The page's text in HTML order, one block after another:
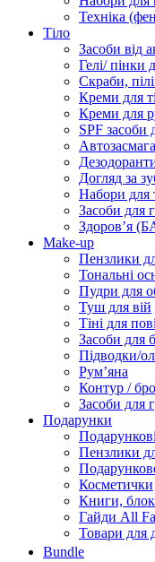
Техніка
Тіло
Засоби від
Гелі/ пінки
Скраби,
Креми для
Креми для
SPF засоби
Автозасмага
Догляд за
Набори для
Засоби для
Здоровʼя
Make-up
Пензлики
Тональні
Пудри для
Туш для вій
Тіні для
Засоби для
Підводки/
Румʼяна
Контур /
Засоби для
Подарунки
Пензлики
Косметички
Книги,
Гайди All
Товари для
Bundle